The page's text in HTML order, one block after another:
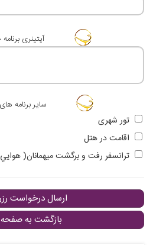
آيتينری
ساير برنامه
تور شهری
اقامت در هتل
ترانسفر رفت و برگشت ميهمانان(
ارسال درخواست
بازگشت به